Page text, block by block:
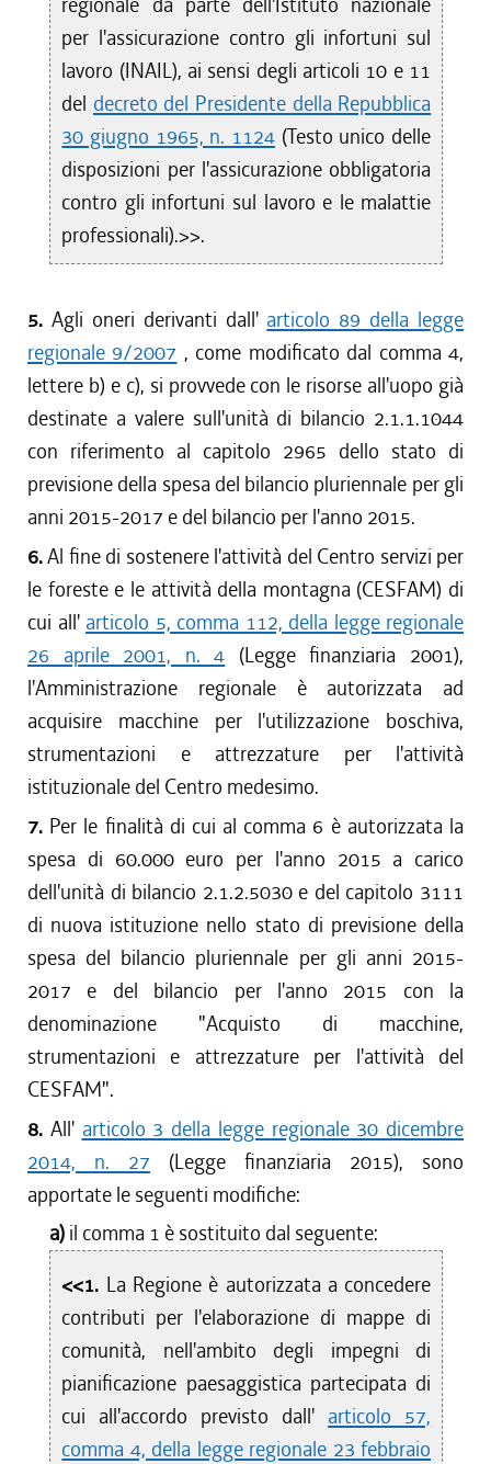
per l'assicurazione contro gli infortuni sul
lavoro (INAIL), ai sensi degli articoli 10 e 11
del decreto del Presidente della Repubblica
30 giugno 1965, n. 1124 (Testo unico delle
disposizioni per l'assicurazione obbligatoria
contro gli infortuni sul lavoro e le malattie
professionali).>>.
5. Agli oneri derivanti dall' articolo 89 della legge
regionale 9/2007 , come modificato dal comma 4,
lettere b) e c), si provvede con le risorse all'uopo già
destinate a valere sull'unità di bilancio 2.1.1.1044
con riferimento al capitolo 2965 dello stato di
previsione della spesa del bilancio pluriennale per gli
anni 2015-2017 e del bilancio per l'anno 2015.
6.Al fine di sostenere l'attività del Centro servizi per
le foreste e le attività della montagna (CESFAM) di
cui all' articolo 5, comma 112, della legge regionale
26 aprile 2001, n. 4 (Legge finanziaria 2001),
l'Amministrazione regionale è autorizzata ad
acquisire macchine per l'utilizzazione boschiva,
strumentazioni e attrezzature per l'attività
istituzionale del Centro medesimo.
7. Per le finalità di cui al comma 6 è autorizzata la
spesa di 60.000 euro per l'anno 2015 a carico
dell'unità di bilancio 2.1.2.5030 e del capitolo 3111
di nuova istituzione nello stato di previsione della
spesa del bilancio pluriennale per gli anni 2015-
2017 e del bilancio per l'anno 2015 con la
denominazione "Acquisto di macchine,
strumentazioni e attrezzature per l'attività del
CESFAM".
8. All' articolo 3 della legge regionale 30 dicembre
2014, n. 27 (Legge finanziaria 2015), sono
apportate le seguenti modifiche:
a) il comma 1 è sostituito dal seguente:
<<1. La Regione è autorizzata a concedere
contributi per l'elaborazione di mappe di
comunità, nell'ambito degli impegni di
pianificazione paesaggistica partecipata di
cui all'accordo previsto dall' articolo 57,
comma 4, della legge regionale 23 febbraio